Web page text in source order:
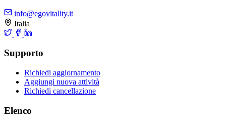
info@egovitality.it
Italia
Supporto
Richiedi aggiornamento
Aggiungi nuova attività
Richiedi cancellazione
Elenco